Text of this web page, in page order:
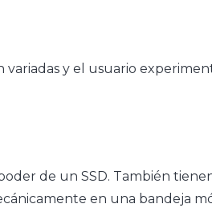
variadas y el usuario
de un SSD. También
en una bandeja